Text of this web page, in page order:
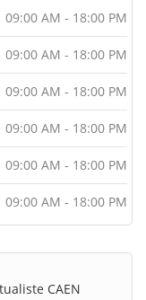
09:00 AM - 18:00 PM
09:00 AM - 18:00 PM
09:00 AM - 18:00 PM
09:00 AM - 18:00 PM
09:00 AM - 18:00 PM
09:00 AM - 18:00 PM
CAEN